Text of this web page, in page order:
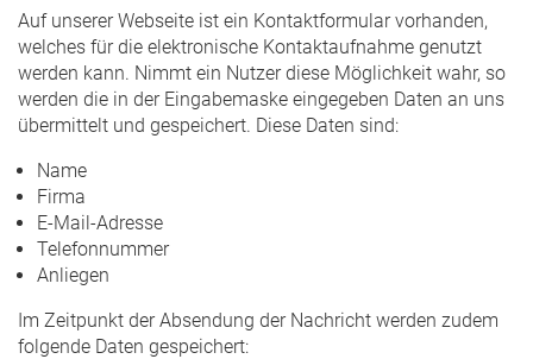
Auf unserer Webseite ist ein Kontaktformular vorhanden,
welches für die elektronische Kontaktaufnahme genutzt
werden kann. Nimmt ein Nutzer diese Möglichkeit wahr, so
werden die in der Eingabemaske eingegeben Daten an uns
übermittelt und gespeichert. Diese Daten sind:
Name
Firma
E-Mail-Adresse
Telefonnummer
Anliegen
Im Zeitpunkt der Absendung der Nachricht werden zudem
folgende Daten gespeichert: